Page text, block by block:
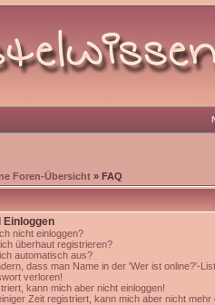
Foren-Übersicht » FAQ
Einloggen
nicht einloggen?
überhaut registrieren?
automatisch aus?
dass man Name in der 'Wer ist online?'-
verloren!
kann mich aber nicht einloggen!
Zeit registriert, kann mich aber nicht mehr